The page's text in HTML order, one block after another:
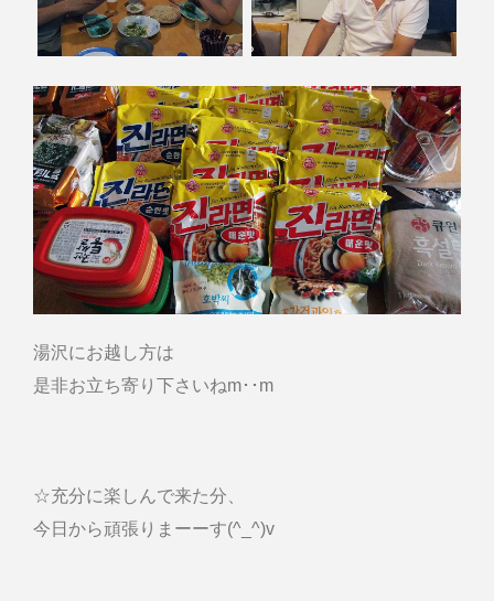
湯沢にお越し方は
是非お立ち寄り下さいねm･･m
☆充分に楽しんで来た分、
今日から頑張りまーーす(^_^)v